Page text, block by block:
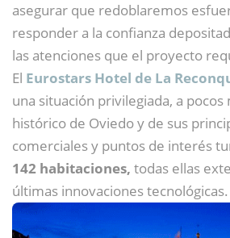
asegurar que redoblaremos
responder a la confianza
las atenciones que el proyecto
El Eurostars Hotel de La
una situación privilegiada, a
histórico de Oviedo y de sus
comerciales y puntos de interés
142 habitaciones, todas ellas
últimas innovaciones tecnológicas.